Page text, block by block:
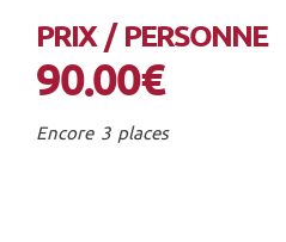
PRIX / PERSONNE
90.00€
Encore 3 places